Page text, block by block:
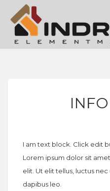
I am text block. Click edit
Lorem ipsum dolor sit
elit. Ut elit tellus, luctus
dapibus leo.